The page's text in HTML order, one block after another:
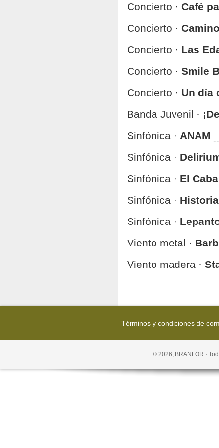
Concierto · Café
Concierto ·
Concierto · Las
Concierto · Smile
Concierto · Un día
Banda Juvenil ·
Sinfónica · ANAM
Sinfónica ·
Sinfónica · El
Sinfónica ·
Sinfónica ·
Viento metal ·
Viento madera ·
Términos y condiciones de
© 2026, BRANFOR ·